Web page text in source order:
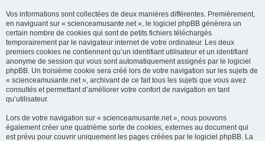
Vos informations sont collectées de deux manières différentes. Premièrement,
en naviguant sur « scienceamusante.net », le logiciel phpBB génèrera un
certain nombre de cookies qui sont de petits fichiers téléchargés
temporairement par le navigateur internet de votre ordinateur. Les deux
premiers cookies ne contiennent qu’un identifiant utilisateur et un identifiant
anonyme de session qui vous sont automatiquement assignés par le logiciel
phpBB. Un troisième cookie sera créé lors de votre navigation sur les sujets de
« scienceamusante.net », archivant de ce fait tous les sujets que vous avez
consultés et permettant d’améliorer votre confort de navigation en tant
qu’utilisateur.
Lors de votre navigation sur « scienceamusante.net », nous pouvons
également créer une quatrième sorte de cookies, externes au document qui
est prévu pour couvrir uniquement les pages créées par le logiciel phpBB. La